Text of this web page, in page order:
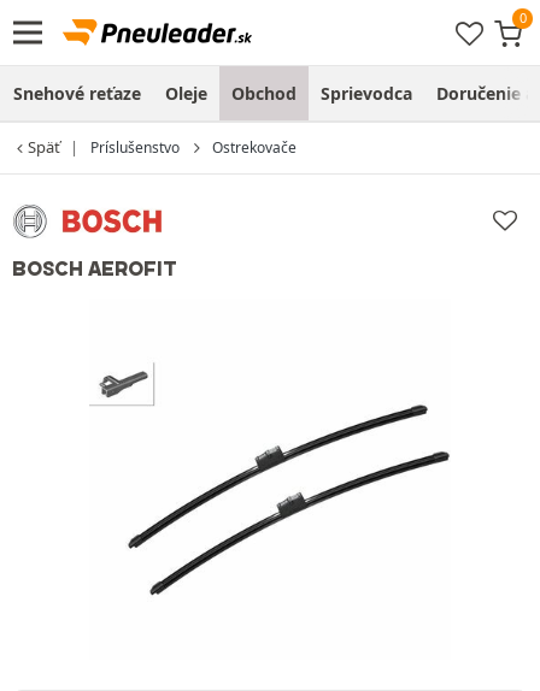
Snehové reťaze Oleje Obchod Sprievodca Doručenie
Späť Príslušenstvo Ostrekovače
BOSCH AEROFIT